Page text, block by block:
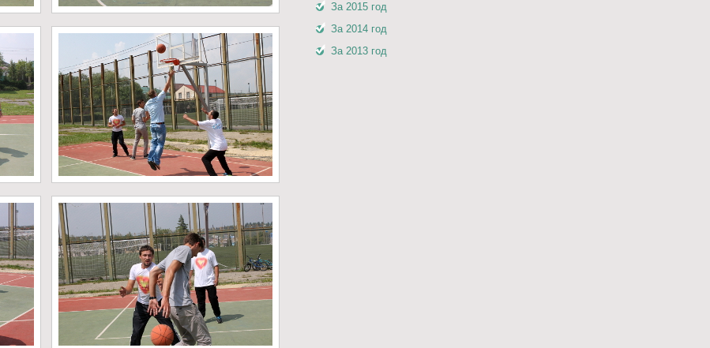
За 2015 год
За 2014 год
За 2013 год